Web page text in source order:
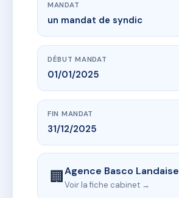
MANDAT
un mandat de syndic
DÉBUT MANDAT
01/01/2025
FIN MANDAT
31/12/2025
🏢Agence Basco Landaise
Voir la fiche cabinet →